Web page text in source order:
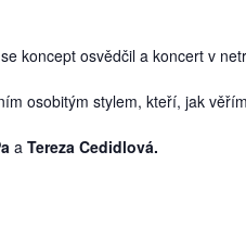
koncept osvědčil a koncert v
osobitým stylem, kteří, jak
a Tereza Cedidlová.